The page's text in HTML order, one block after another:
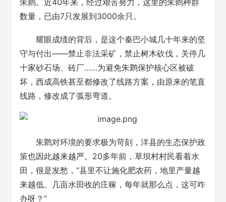
朱鹮。近40年来，经过艰苦努力，这里的朱鹮种群
数量，已由7只发展到3000余只。
耀眼成绩的背后，是这个秦巴小城几十年来的坚
守与付出——禁止非法采矿，禁止树木砍伐，关停几
十家砂石场、砖厂……为避免朱鹮保护核心区被破
坏，西成高铁甚至都修改了线路方案，由原来的笔直
线路，修改成了弧形弯道。
朱鹮对环境的要求极为苛刻，洋县的生态保护政
策也因此越来越严。20多年前，草坝村村民看着水
田，很是发愁，“县里不让施化肥农药，地里产量越
来越低。几亩水田收的庄稼，每年就那么点，这可咋
办呀？”